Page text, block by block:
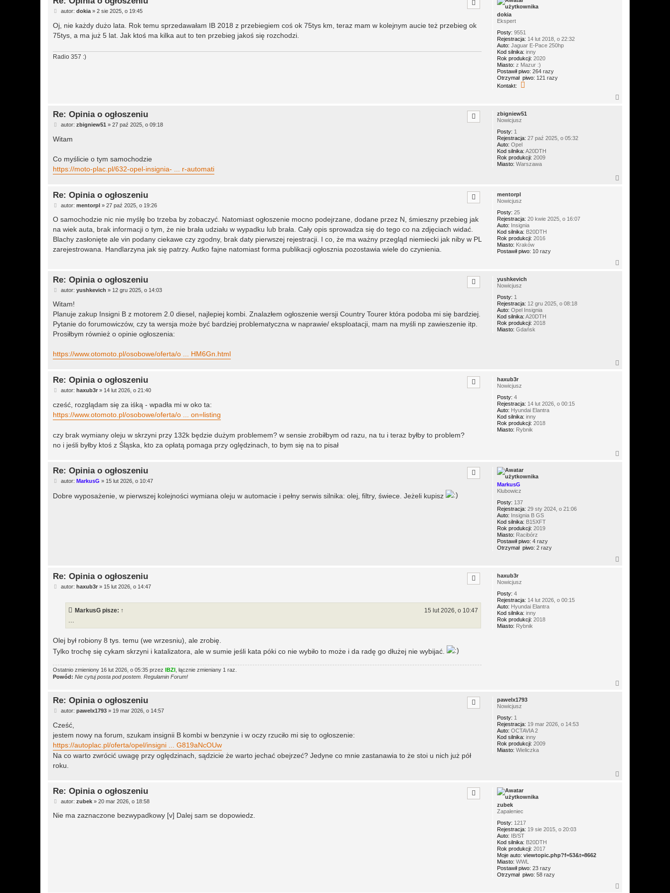
dokia
Ekspert
Posty: 9551
Rejestracja: 14 lut 2018, o 22:32
Auto: Jaguar E-Pace 250hp
Kod silnika: inny
Rok produkcji: 2020
Miasto: z Mazur :)
Postawił piwo: 264 razy
Otrzymał piwo: 121 razy
Kontakt:
u
s
i
ę
P
s
t
autor: dokia» 2 sie 2025, o 19:45
Oj, nie każdy dużo lata. Rok temu sprzedawałam IB 2018 z przebiegiem coś ok 75tys km, teraz mam w kolejnym aucie też przebieg ok
75tys, a ma już 5 lat. Jak ktoś ma kilka aut to ten przebieg jakoś się rozchodzi.
Radio 357 :)
zbigniew51
Nowicjusz
Posty: 1
Rejestracja: 27 paź 2025, o 05:32
Auto: Opel
Kod silnika: A20DTH
Rok produkcji: 2009
Miasto: Warszawa
Re: Opinia o ogłoszeniu
P
s
autor: zbigniew51 » 27 paź 2025, o 09:18
Witam
Co myślicie o tym samochodzie
https://moto-plac.pl/632-opel-insignia- ... r-automati
mentorpl
Nowicjusz
Posty: 25
Rejestracja: 20 kwie 2025, o 16:07
Auto: Insignia
Kod silnika: B20DTH
Rok produkcji: 2016
Miasto: Kraków
Postawił piwo: 10 razy
Re: Opinia o ogłoszeniu
P
s
autor: mentorpl» 27 paź 2025, o 19:26
O samochodzie nic nie myślę bo trzeba by zobaczyć. Natomiast ogłoszenie mocno podejrzane, dodane przez N, śmieszny przebieg jak
na wiek auta, brak informacji o tym, że nie brała udziału w wypadku lub brała. Cały opis sprowadza się do tego co na zdjęciach widać.
Blachy zasłonięte ale vin podany ciekawe czy zgodny, brak daty pierwszej rejestracji. I co, że ma ważny przegląd niemiecki jak niby w PL
zarejestrowana. Handlarzyna jak się patrzy. Autko fajne natomiast forma publikacji ogłosznia pozostawia wiele do czynienia.
yushkevich
Nowicjusz
Posty: 1
Rejestracja: 12 gru 2025, o 08:18
Auto: Opel Insignia
Kod silnika: A20DTH
Rok produkcji: 2018
Miasto: Gdańsk
Re: Opinia o ogłoszeniu
P
s
autor: yushkevich » 12 gru 2025, o 14:03
Witam!
Planuje zakup Insigni B z motorem 2.0 diesel, najlepiej kombi. Znalazłem ogłoszenie wersji Country Tourer która podoba mi się bardziej.
Pytanie do forumowiczów, czy ta wersja może być bardziej problematyczna w naprawie/ eksploatacji, mam na myśli np zawieszenie itp.
Prosiłbym również o opinie ogłoszenia:
https://www.otomoto.pl/osobowe/oferta/o ... HM6Gn.html
haxub3r
Nowicjusz
Posty: 4
Rejestracja: 14 lut 2026, o 00:15
Auto: Hyundai Elantra
Kod silnika: inny
Rok produkcji: 2018
Miasto: Rybnik
Re: Opinia o ogłoszeniu
P
s
autor: haxub3r» 14 lut 2026, o 21:40
cześć, rozglądam się za iśką - wpadła mi w oko ta:
https://www.otomoto.pl/osobowe/oferta/o ... on=listing
czy brak wymiany oleju w skrzyni przy 132k będzie dużym problemem? w sensie zrobiłbym od razu, na tu i teraz byłby to problem?
no i jeśli byłby ktoś z Śląska, kto za opłatą pomaga przy oględzinach, to bym się na to pisał
MarkusG
Klubowicz
Posty: 137
Rejestracja: 29 sty 2024, o 21:06
Auto: Insignia B GS
Kod silnika: B15XFT
Rok produkcji: 2019
Miasto: Racibórz
Postawił piwo: 4 razy
Otrzymał piwo: 2 razy
Re: Opinia o ogłoszeniu
P
t
autor: MarkusG » 15 lut 2026, o 10:47
Dobre wyposażenie, w pierwszej kolejności wymiana oleju w automacie i pełny serwis silnika: olej, filtry, świece. Jeżeli kupisz
haxub3r
Nowicjusz
Posty: 4
Rejestracja: 14 lut 2026, o 00:15
Auto: Hyundai Elantra
Kod silnika: inny
Rok produkcji: 2018
Miasto: Rybnik
Re: Opinia o ogłoszeniu
Pautor: haxub3r» 15 lut 2026, o 14:47
MarkusG pisze: ↑ 15 lut 2026, o 10:47
Olej był robiony 8 tys. temu (we wrzesniu), ale zrobię.
Tylko trochę się cykam skrzyni i katalizatora, ale w sumie jeśli kata póki co nie wybiło to może i da radę go dłużej nie wybijać.
Ostatnio zmieniony 16 lut 2026, o 05:35 przez IBZI
, łącznie zmieniany 1 raz.
Powód: Nie cytuj posta pod postem. Regulamin Forum!
pawelx1793
Nowicjusz
Posty: 1
Rejestracja: 19 mar 2026, o 14:53
Auto: OCTAVIA 2
Kod silnika: inny
Rok produkcji: 2009
Miasto: Wieliczka
Re: Opinia o ogłoszeniu
P
s
t
autor: pawelx1793» 19 mar 2026, o 14:57
Cześć,
jestem nowy na forum, szukam insignii B kombi w benzynie i w oczy rzuciło mi się to ogłoszenie:
https://autoplac.pl/oferta/opel/insigni ... G819aNcOUw
Na co warto zwrócić uwagę przy oględzinach, sądzicie że warto jechać obejrzeć? Jedyne co mnie zastanawia to że stoi u nich już pół
roku.
zubek
Zapaleniec
Posty: 1217
Rejestracja: 19 sie 2015, o 20:03
Auto: IB/ST
Kod silnika: B20DTH
Rok produkcji: 2017
Moje auto: viewtopic.php?f=53&t=8662
Miasto: WWL
Postawił piwo: 23 razy
Otrzymał piwo: 58 razy
Re: Opinia o ogłoszeniu
P
s
autor: zubek» 20 mar 2026, o 18:58
Nie ma zaznaczone bezwypadkowy [v] Dalej sam se dopowiedz.